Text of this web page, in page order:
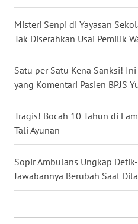
Misteri Senpi di Yayasan
Tak Diserahkan Usai Pemilik
Satu per Satu Kena Sanksi!
yang Komentari Pasien BPJS
Tragis! Bocah 10 Tahun di
Tali Ayunan
Sopir Ambulans Ungkap
Jawabannya Berubah Saat
JOGJA
JATIM
BALI
WN
KALBAR
WN